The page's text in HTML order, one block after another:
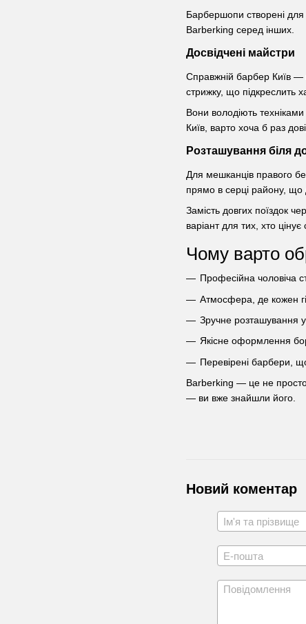
Барбершопи створені для
Barberking серед інших.
Досвідчені майстри
Справжній барбер Київ —
стрижку, що підкреслить
Вони володіють
Київ, варто хоча б раз
Розташування біля
Для мешканців правого
прямо в серці району, що
Замість довгих поїздок
варіант для тих, хто
Чому варто
Професійна чоловіча
Атмосфера, де кожен
Зручне розташування
Якісне оформлення
Перевірені барбери,
Barberking — це не
— ви вже знайшли його.
Новий коментар